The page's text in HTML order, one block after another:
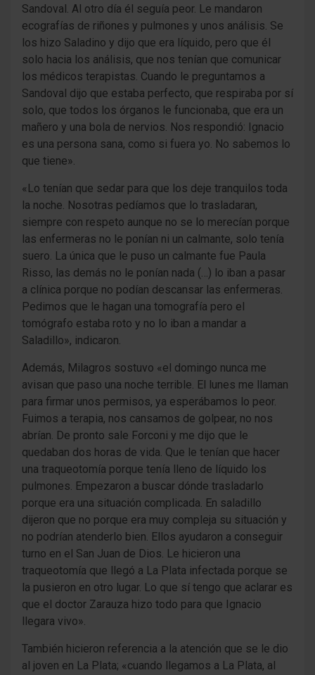
Sandoval. Al otro día él seguía peor. Le mandaron
ecografías de riñones y pulmones y unos análisis. Se
los hizo Saladino y dijo que era líquido, pero que él
solo hacia los análisis, que nos tenían que comunicar
los médicos terapistas. Cuando le preguntamos a
Sandoval dijo que estaba perfecto, que respiraba por sí
solo, que todos los órganos le funcionaba, que era un
mañero y una bola de nervios. Nos respondió: Ignacio
es una persona sana, como si fuera yo. No sabemos lo
que tiene».
«Lo tenían que sedar para que los deje tranquilos toda
la noche. Nosotras pedíamos que lo trasladaran,
siempre con respeto aunque no se lo merecían porque
las enfermeras no le ponían ni un calmante, solo tenía
suero. La única que le puso un calmante fue Paula
Risso, las demás no le ponían nada (…) lo iban a pasar
a clínica porque no podían descansar las enfermeras.
Pedimos que le hagan una tomografía pero el
tomógrafo estaba roto y no lo iban a mandar a
Saladillo», indicaron.
Además, Milagros sostuvo «el domingo nunca me
avisan que paso una noche terrible. El lunes me llaman
para firmar unos permisos, ya esperábamos lo peor.
Fuimos a terapia, nos cansamos de golpear, no nos
abrían. De pronto sale Forconi y me dijo que le
quedaban dos horas de vida. Que le tenían que hacer
una traqueotomía porque tenía lleno de líquido los
pulmones. Empezaron a buscar dónde trasladarlo
porque era una situación complicada. En saladillo
dijeron que no porque era muy compleja su situación y
no podrían atenderlo bien. Ellos ayudaron a conseguir
turno en el San Juan de Dios. Le hicieron una
traqueotomía que llegó a La Plata infectada porque se
la pusieron en otro lugar. Lo que sí tengo que aclarar es
que el doctor Zarauza hizo todo para que Ignacio
llegara vivo».
También hicieron referencia a la atención que se le dio
al joven en La Plata; «cuando llegamos a La Plata, al